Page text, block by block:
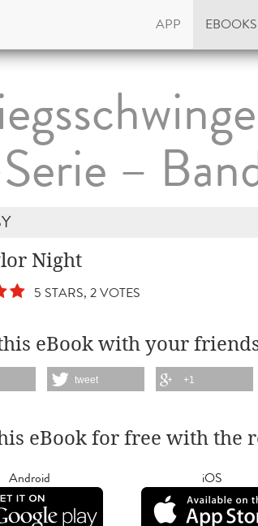
APP EBOOKS
–
Night
5 STARS, 2 VOTES
eBook with your
tweet +1
eBook for free with the
Android iOS